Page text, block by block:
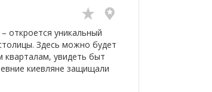
– откроется уникальный
Здесь можно будет
кварталам, увидеть быт
киевляне защищали